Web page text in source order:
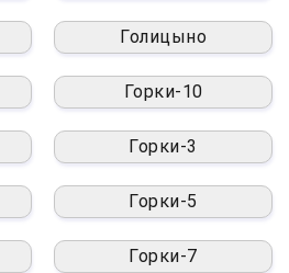
Голицыно
Горки-10
Горки-3
Горки-5
Горки-7